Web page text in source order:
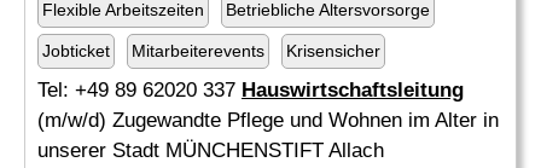
Flexible Arbeitszeiten Betriebliche Altersvorsorge
Jobticket Mitarbeiterevents Krisensicher
Tel: +49 89 62020 337 Hauswirtschaftsleitung
(m/w/d) Zugewandte Pflege und Wohnen im Alter in
unserer Stadt MÜNCHENSTIFT Allach